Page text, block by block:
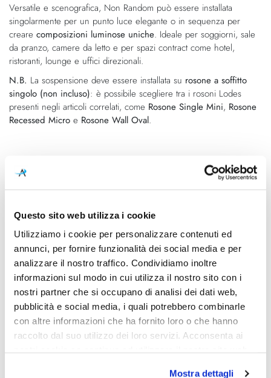
Questo sito web utilizza i cookie
Utilizziamo i cookie per personalizzare contenuti ed
annunci, per fornire funzionalità dei social media e per
analizzare il nostro traffico. Condividiamo inoltre
informazioni sul modo in cui utilizza il nostro sito con i
nostri partner che si occupano di analisi dei dati web,
pubblicità e social media, i quali potrebbero combinarle
con altre informazioni che ha fornito loro o che hanno
raccolto dal suo utilizzo dei loro servizi. Acconsenta ai
Mostra dettagli
Versatile e scenografica, Non Random può essere installata
singolarmente per un punto luce elegante o in sequenza per
creare composizioni luminose uniche. Ideale per soggiorni, sale
da pranzo, camere da letto e per spazi contract come hotel,
ristoranti, lounge e uffici direzionali.
N.B. La sospensione deve essere installata su rosone a soffitto
singolo (non incluso): è possibile scegliere tra i rosoni Lodes
presenti negli articoli correlati, come Rosone Single Mini, Rosone
Recessed Micro e Rosone Wall Oval.
Sfera: ∅ 33 cm
Cavo: 400 cm
Non Random 38:
Cavo: 400 cm
—
Non Random 43:
Sfera: ∅ 43 cm
Cavo: 400 cm
Caratteristiche